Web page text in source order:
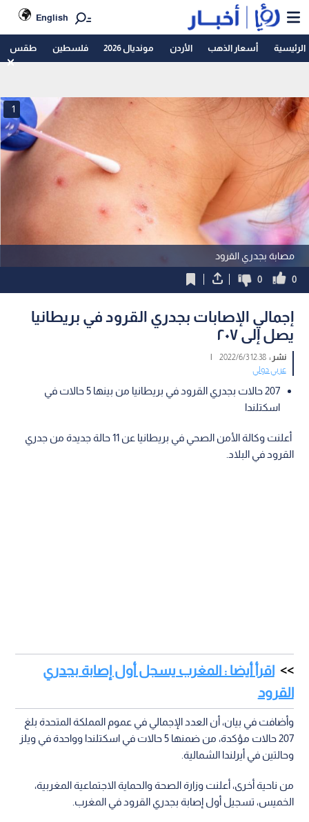
English
الرئيسية أسعار الذهب الأردن مونديال 2026 فلسطين طقس
مصابة بجدري القرود
1
0
0
إجمالي الإصابات بجدري القرود في بريطانيا
يصل إلى ٢٠٧
نشر :12:38 2022/6/3
|
عربي دولي
207 حالات بجدري القرود في بريطانيا من بينها 5 حالات في
اسكتلندا
أعلنت وكالة الأمن الصحي في بريطانيا عن 11 حالة جديدة من جدري
القرود في البلاد.
اقرأ أيضا : المغرب يسجل أول إصابة بجدري
القرود
وأضافت في بيان، أن العدد الإجمالي في عموم المملكة المتحدة بلغ
207 حالات مؤكدة، من ضمنها 5 حالات في اسكتلندا وواحدة في ويلز
وحالتين في أيرلندا الشمالية.
من ناحية أخرى، أعلنت وزارة الصحة والحماية الاجتماعية المغربية،
الخميس، تسجيل أول إصابة بجدري القرود في المغرب.